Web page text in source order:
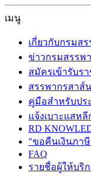
เมนู
เกี่ยวกับกรมส
ข่าวกรมสรรพ
สมัครเข้ารับร
สรรพากรสาส์น
คู่มือสำหรับปร
แจ้งเบาะแสหลี
RD
"ขอคืนเงินภา
FAQ
รายชื่อผู้ให้บริ